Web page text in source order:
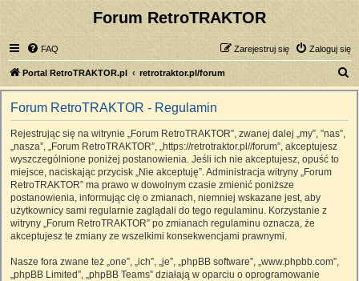
Forum RetroTRAKTOR
FAQ Zaloguj się
Zarejestruj się
Portal RetroTRAKTOR.pl retrotraktor.pl/forum
z
Forum RetroTRAKTOR - Regulamin
Rejestrując się na witrynie „Forum RetroTRAKTOR”, zwanej dalej „my”, ”nas”,
„nasza”, „Forum RetroTRAKTOR”, „https://retrotraktor.pl//forum”, akceptujesz
wyszczególnione poniżej postanowienia. Jeśli ich nie akceptujesz, opuść to
miejsce, naciskając przycisk „Nie akceptuję”. Administracja witryny „Forum
RetroTRAKTOR” ma prawo w dowolnym czasie zmienić poniższe
postanowienia, informując cię o zmianach, niemniej wskazane jest, aby
użytkownicy sami regularnie zaglądali do tego regulaminu. Korzystanie z
witryny „Forum RetroTRAKTOR” po zmianach regulaminu oznacza, że
akceptujesz te zmiany ze wszelkimi konsekwencjami prawnymi.
Nasze fora zwane też „one”, „ich”, „je”, „phpBB software”, „www.phpbb.com”,
„phpBB Limited”, „phpBB Teams” działają w oparciu o oprogramowanie